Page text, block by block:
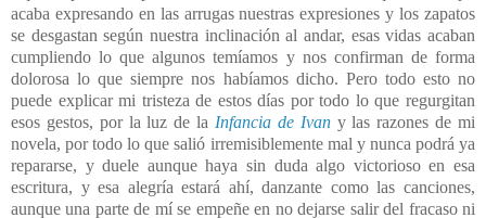
acaba expresando en las arrugas nuestras expresiones y los zapatos
se desgastan según nuestra inclinación al andar, esas vidas acaban
cumpliendo lo que algunos temíamos y nos confirman de forma
dolorosa lo que siempre nos habíamos dicho. Pero todo esto no
puede explicar mi tristeza de estos días por todo lo que regurgitan
esos gestos, por la luz de la Infancia de Ivany las razones de mi
novela, por todo lo que salió irremisiblemente mal y nunca podrá ya
repararse, y duele aunque haya sin duda algo victorioso en esa
escritura, y esa alegría estará ahí, danzante como las canciones,
aunque una parte de mí se empeñe en no dejarse salir del fracaso ni